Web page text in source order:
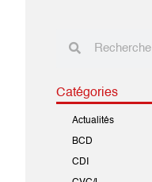
Catégories
Actualités
BCD
CDI